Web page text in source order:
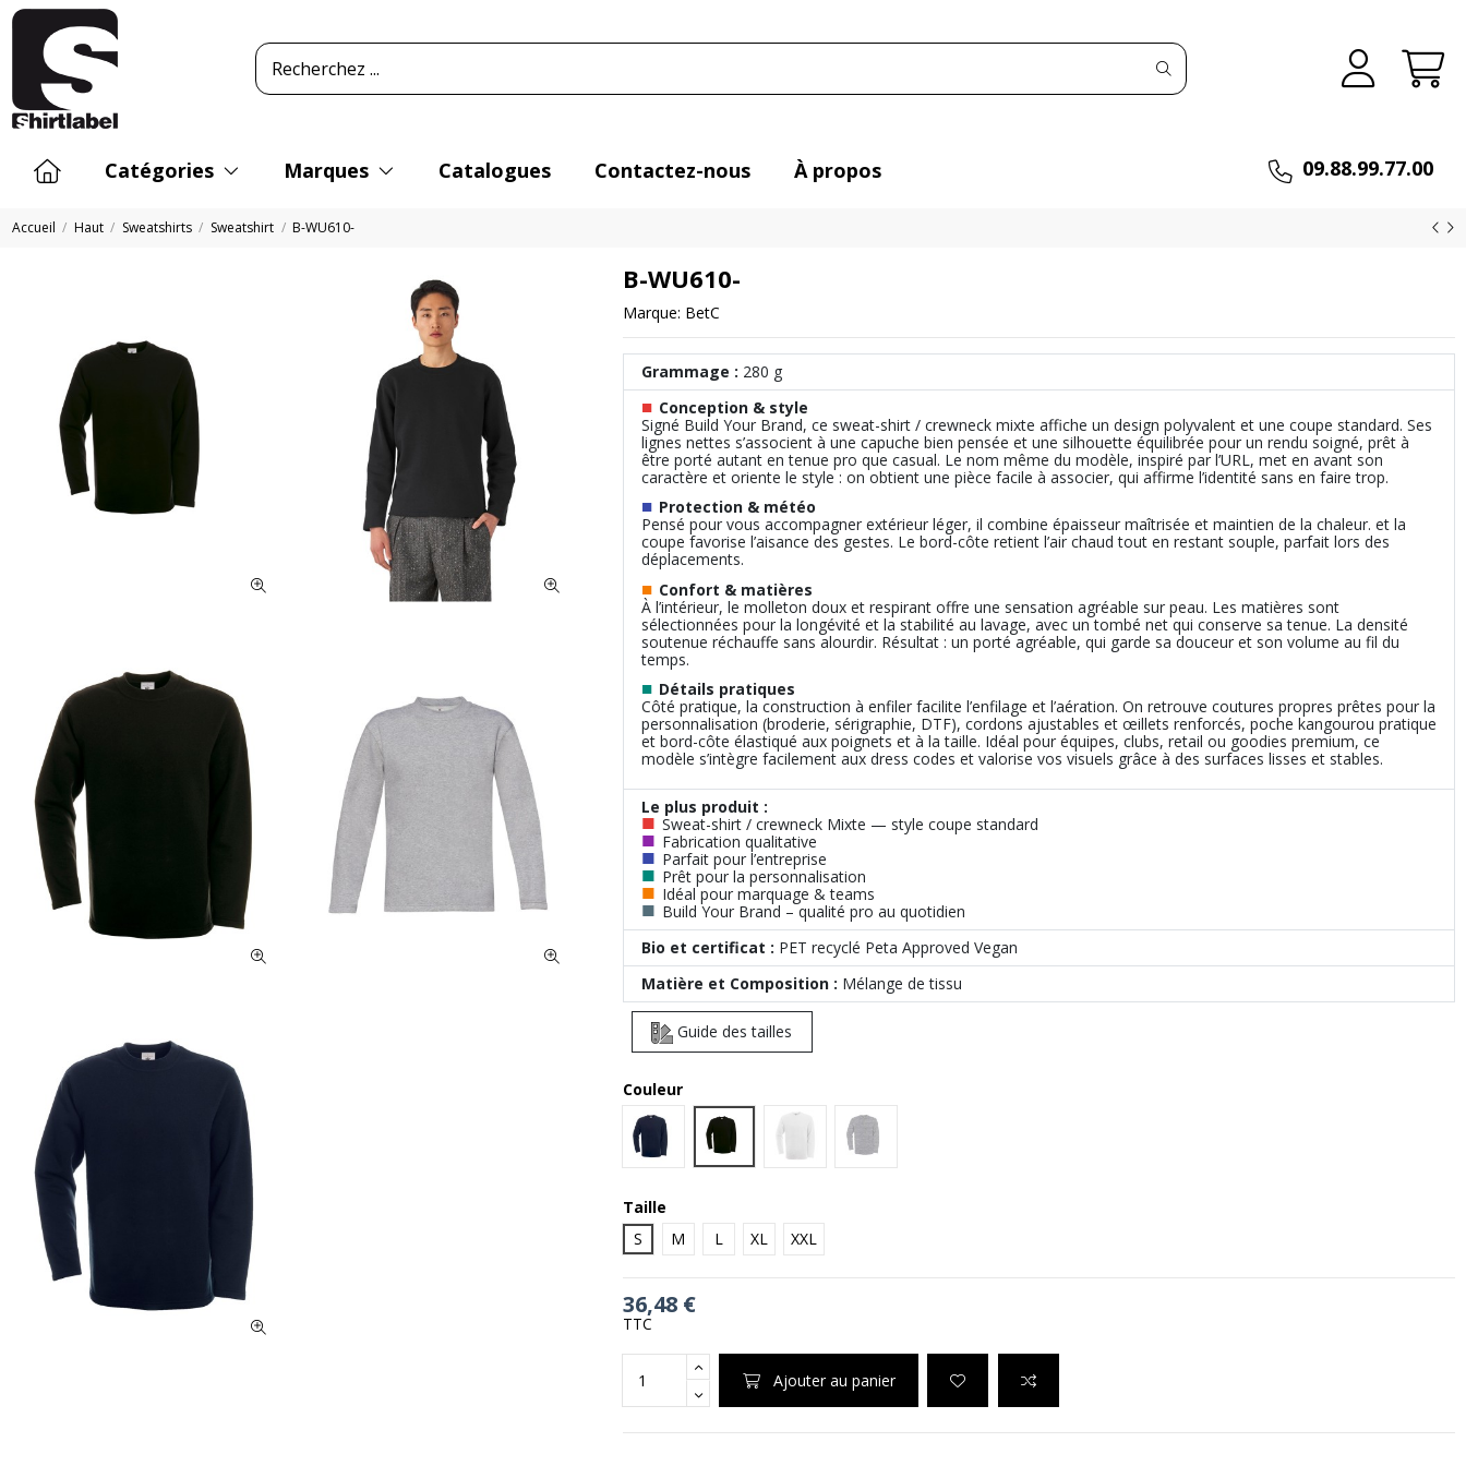
Catégories Marques Catalogues Contactez-nous À propos 09.88.99.77.00
Accueil Haut Sweatshirts Sweatshirt B-WU610-
B-WU610-
Marque: BetC
Grammage : 280 g
■ Conception & style
Signé Build Your Brand, ce sweat-shirt / crewneck mixte affiche un design polyvalent et une coupe standard. Ses
lignes nettes s’associent à une capuche bien pensée et une silhouette équilibrée pour un rendu soigné, prêt à
être porté autant en tenue pro que casual. Le nom même du modèle, inspiré par l’URL, met en avant son
caractère et oriente le style : on obtient une pièce facile à associer, qui affirme l’identité sans en faire trop.
■ Protection & météo
Pensé pour vous accompagner extérieur léger, il combine épaisseur maîtrisée et maintien de la chaleur. et la
coupe favorise l’aisance des gestes. Le bord-côte retient l’air chaud tout en restant souple, parfait lors des
déplacements.
■ Confort & matières
À l’intérieur, le molleton doux et respirant offre une sensation agréable sur peau. Les matières sont
sélectionnées pour la longévité et la stabilité au lavage, avec un tombé net qui conserve sa tenue. La densité
soutenue réchauffe sans alourdir. Résultat : un porté agréable, qui garde sa douceur et son volume au fil du
temps.
■ Détails pratiques
Côté pratique, la construction à enfiler facilite l’enfilage et l’aération. On retrouve coutures propres prêtes pour la
personnalisation (broderie, sérigraphie, DTF), cordons ajustables et œillets renforcés, poche kangourou pratique
et bord-côte élastiqué aux poignets et à la taille. Idéal pour équipes, clubs, retail ou goodies premium, ce
modèle s’intègre facilement aux dress codes et valorise vos visuels grâce à des surfaces lisses et stables.
Le plus produit :
■ Sweat-shirt / crewneck Mixte — style coupe standard
■ Fabrication qualitative
■ Parfait pour l’entreprise
■ Prêt pour la personnalisation
■ Idéal pour marquage & teams
■ Build Your Brand – qualité pro au quotidien
Bio et certificat : PET recyclé Peta Approved Vegan
Matière et Composition : Mélange de tissu
Guide des tailles
Couleur
NAVY
BLACK
HEATHER GREY
Taille
S
M L XL XXL
36,48 €
TTC
Ajouter au panier